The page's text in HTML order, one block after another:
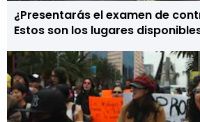
¿Presentarás el examen de
Estos son los lugares